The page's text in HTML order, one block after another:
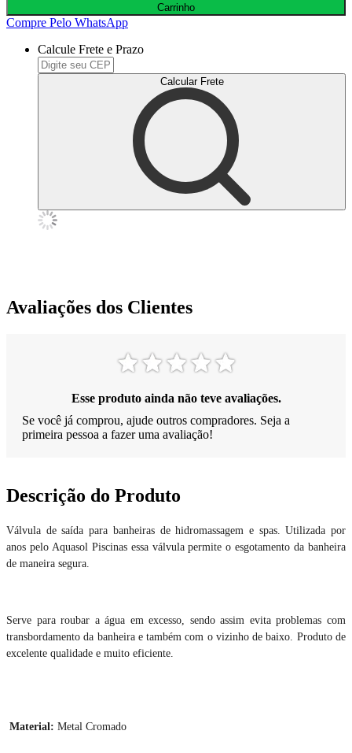
Carrinho
Compre Pelo WhatsApp
Calcule Frete e Prazo
Calcular Frete
Avaliações dos Clientes
Esse produto ainda não teve avaliações.
Se você já comprou, ajude outros compradores. Seja a
primeira pessoa a fazer uma avaliação!
Descrição do Produto
Válvula de saída para banheiras de hidromassagem e spas. Utilizada por
anos pelo Aquasol Piscinas essa válvula permite o esgotamento da banheira
de maneira segura.
Serve para roubar a água em excesso, sendo assim evita problemas com
transbordamento da banheira e também com o vizinho de baixo. Produto de
excelente qualidade e muito eficiente.
Material: Metal Cromado